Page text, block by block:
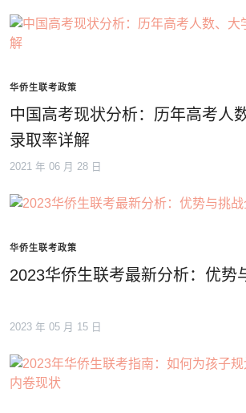
华侨生联考政策
中国高考现状分析：历年高考人
录取率详解
2021 年 06 月 28 日
华侨生联考政策
2023华侨生联考最新分析：优势
2023 年 05 月 15 日